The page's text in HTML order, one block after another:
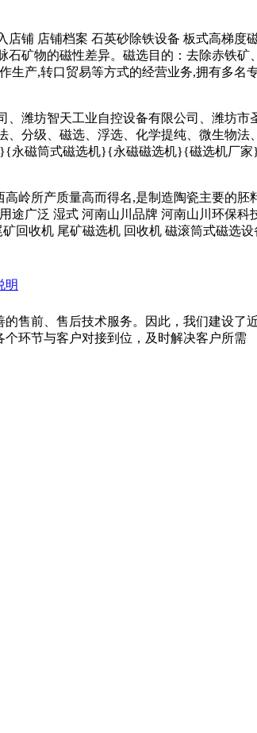
铺 店铺档案 石英砂除铁设备 板式高梯
矿物的磁性差异。磁选⽬的：去除⾚铁
产,转口贸易等方式的经营业务,拥有多
潍坊智天工业自控设备有限公司、潍坊
分级、磁选、浮选、化学提纯、微生物
磁筒式磁选机}{永磁磁选机}{磁选机厂家
岭所产质量高而得名,是制造陶瓷主要的
广泛 湿式 河南山川品牌 河南山川环保
回收机 尾矿磁选机 回收机 磁滚筒式磁选
明
售前、售后技术服务。因此，我们建设
环节与客户对接到位，及时解决客户所需